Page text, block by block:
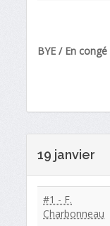
BYE / En congé
19 janvier
#1 - F.
Charbonneau